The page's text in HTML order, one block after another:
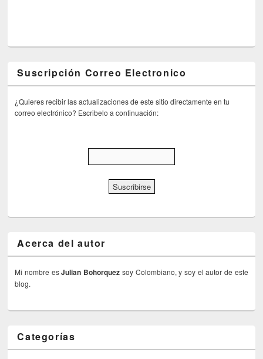
Suscripción Correo Electronico
¿Quieres recibir las actualizaciones de este sitio directamente en tu
correo electrónico? Escribelo a continuación:
Acerca del autor
Mi nombre esJulian Bohorquez soy Colombiano, y soy el autor de este
blog.
Categorías